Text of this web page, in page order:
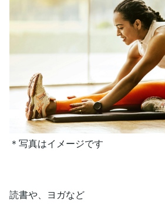
＊写真はイメージです
読書や、ヨガなど